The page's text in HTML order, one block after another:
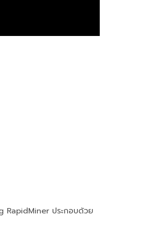
RapidMiner ประกอบด้วย